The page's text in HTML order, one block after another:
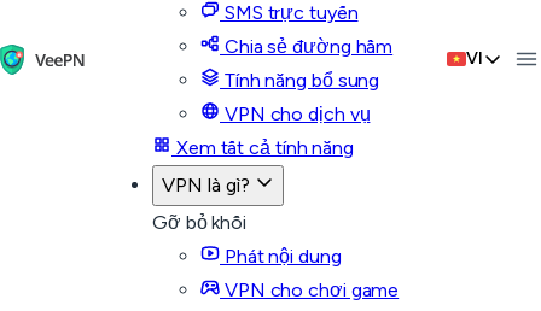
SMS trực tuyến
Chia sẻ đường hầm
Tính năng bổ sung
VPN cho dịch vụ
Xem tất cả tính năng
VPN là gì?
Gỡ bỏ khối
Phát nội dung
VPN cho chơi game
VI